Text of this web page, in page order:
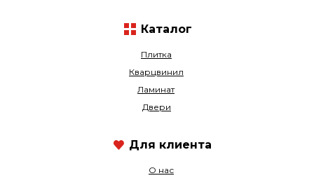
Плитка
Кварцвинил
О нас
Ламинат
Двери
Каталог
Для клиента